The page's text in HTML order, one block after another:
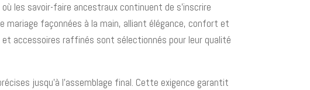
les savoir-faire ancestraux continuent de s'inscrire
mariage façonnées à la main, alliant élégance, confort et
accessoires raffinés sont sélectionnés pour leur qualité
jusqu’à l’assemblage final. Cette exigence garantit